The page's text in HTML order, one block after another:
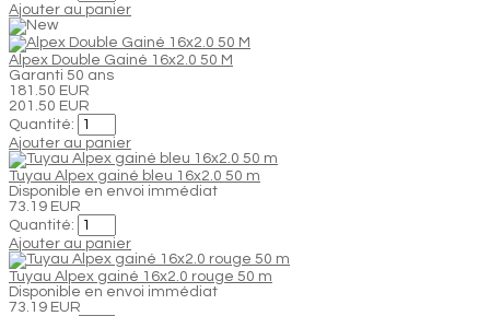
Ajouter au panier
Alpex Double Gainé 16x2.0 50 M
Garanti 50 ans
181.50 EUR
201.50 EUR
Quantité:
Ajouter au panier
Tuyau Alpex gainé bleu 16x2.0 50 m
Disponible en envoi immédiat
73.19 EUR
Quantité:
Ajouter au panier
Tuyau Alpex gainé 16x2.0 rouge 50 m
Disponible en envoi immédiat
73.19 EUR